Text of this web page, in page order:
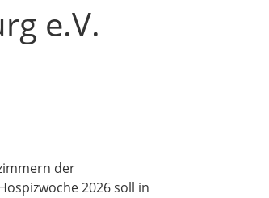
e.V.
der
2026 soll in